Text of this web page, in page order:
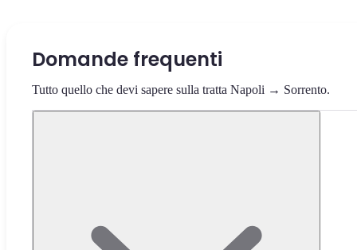
Domande frequenti
Tutto quello che devi sapere sulla tratta Napoli → Sorrento.